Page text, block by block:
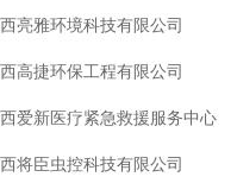
亮雅环境科技有限公司
高捷环保工程有限公司
爱新医疗紧急救援服务中心
将臣虫控科技有限公司